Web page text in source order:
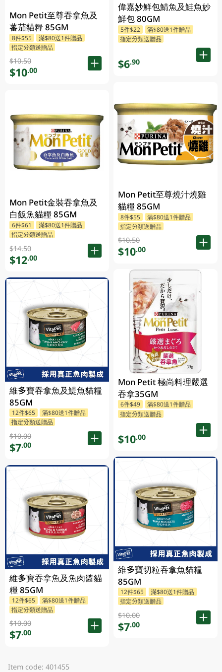
Mon Petit至尊吞拿魚及
蕃茄貓糧 85GM
8件$55
滿$80送1件贈品
指定分類送贈品
$10.50
$10.00
Mon Petit金裝吞拿魚及
白飯魚貓糧 85GM
6件$61
滿$80送1件贈品
指定分類送贈品
$14.50
$12.00
維多寶吞拿魚及鯷魚貓糧
85GM
12件$65
滿$80送1件贈品
指定分類送贈品
$10.00
$7.00
維多寶吞拿魚及魚肉醬貓
糧 85GM
12件$65
滿$80送1件贈品
指定分類送贈品
$10.00
$7.00
偉嘉妙鮮包鯖魚及鮭魚妙
鮮包 80GM
5件$22
滿$80送1件贈品
指定分類送贈品
$6.90
Mon Petit至尊燒汁燒雞
貓糧 85GM
8件$55
滿$80送1件贈品
指定分類送贈品
$10.50
$10.00
Mon Petit 極尚料理嚴選
吞拿35GM
6件$49
滿$80送1件贈品
指定分類送贈品
$10.00
維多寶切粒吞拿魚貓糧
85GM
12件$65
滿$80送1件贈品
指定分類送贈品
$10.00
$7.00
Item code: 401455